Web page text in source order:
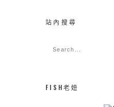
站內搜尋
FISH老妞